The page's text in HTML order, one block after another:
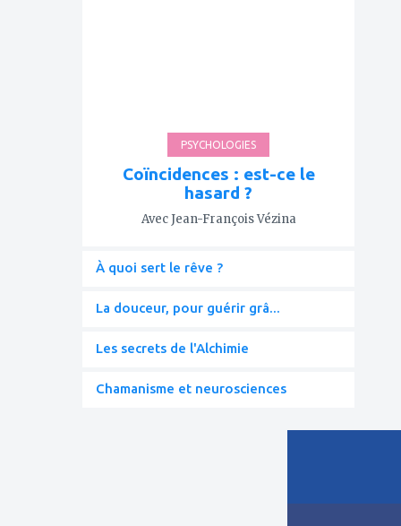
PSYCHOLOGIES
Coïncidences : est-ce le
hasard ?
Avec Jean-François Vézina
À quoi sert le rêve ?
La douceur, pour guérir grâ...
Les secrets de l'Alchimie
Chamanisme et neurosciences